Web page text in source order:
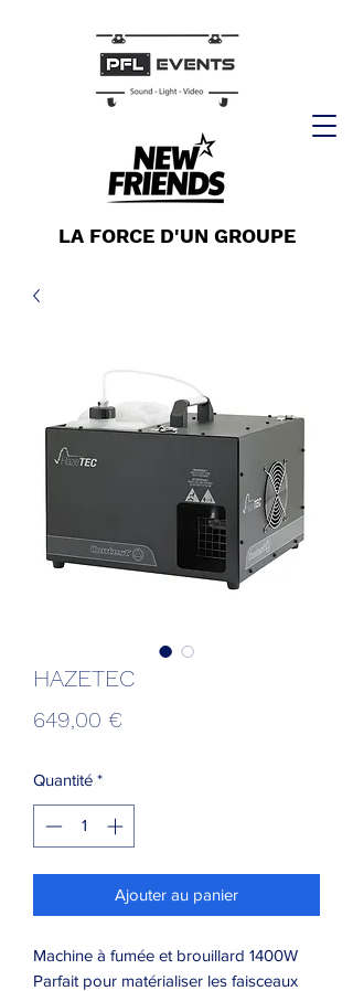
LA FORCE D'UN GROUPE
HAZETEC
649,00 €
Quantité *
Ajouter au panier
Machine à fumée et brouillard 1400W
Parfait pour matérialiser les faisceaux